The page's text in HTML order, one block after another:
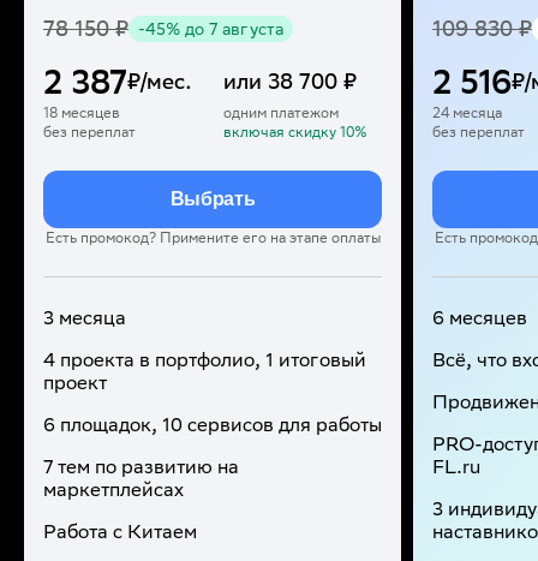
78 150₽ -45% до 7 августа
2 387₽/мес.
18 месяцев
без переплат
или 38 700 ₽
одним платежом
включая скидку 10%
Выбрать
Есть промокод? Примените его на этапе оплаты
3 месяца
4 проекта в портфолио, 1 итоговый
проект
6 площадок, 10 сервисов для работы
7 тем по развитию на
маркетплейсах
Работа с Китаем
109 830₽
2 516₽/
24 месяца
без переплат
Есть
6 месяцев
Всё, что
PRO-
FL.ru
3